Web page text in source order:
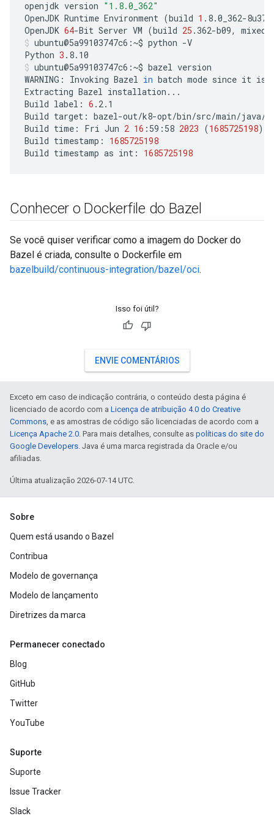
openjdk version "1.8.0_362"
OpenJDK Runtime Environment (build 1 .8.0_362-
OpenJDK 64-Bit Server VM (build 25 .362-b09, mixed
ubuntu@5a99103747c6:~$ python -V
Python 3 .8.10
ubuntu@5a99103747c6:~$ bazel version
WARNING:
Invoking Bazel in batch mode since it is
Extracting Bazel installation...
Build label: 6 .2.1
Build target: bazel-out/k8-opt/bin/src/main/java/
Build time: Fri Jun 2 16 :59:58 2023 (1685725198)
Build timestamp:
1685725198
Build timestamp as int: 1685725198
Conhecer o Dockerfile do Bazel
Se você quiser verificar como a imagem do Docker do
Bazel é criada, consulte o Dockerfile em
bazelbuild/continuous-integration/bazel/oci.
Isso foi útil?
ENVIE COMENTÁRIOS
Exceto em caso de indicação contrária, o conteúdo desta página é
licenciado de acordo com a Licença de atribuição 4.0 do Creative
Commons, e as amostras de código são licenciadas de acordo com a
Licença Apache 2.0. Para mais detalhes, consulte as políticas do site do
Google Developers. Java é uma marca registrada da Oracle e/ou
afiliadas.
Última atualização 2026-07-14 UTC.
Sobre
Quem está usando o Bazel
Contribua
Modelo de governança
Modelo de lançamento
Diretrizes da marca
Permanecer conectado
Blog
GitHub
Twitter
YouTube
Suporte
Suporte
Issue Tracker
Slack